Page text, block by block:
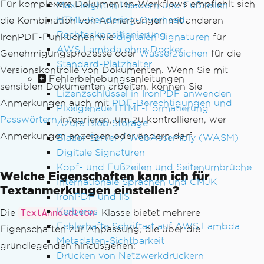
MaxHeight in Headern und Fußzeilen
HTML-Rendering-Overhead
Rechteckpositionierung
AWS Lambda ohne Docker
Standard-Platzhalter
Fehlerbehebungsanleitungen
Lizenzschlüssel in IronPDF anwenden
Pixelgenaue HTML-Formatierung
Azure Blob Storage
Blazor Server / WebAssembly (WASM)
Digitale Signaturen
Kopf- und Fußzeilen und Seitenumbrüche
Internationale Sprachen und CMJK
IronPDF und IIS
Kerberos
Fehlerhafte Schriftart auf AWS Lambda
Metadaten-Sichtbarkeit
Drucken von Netzwerkdruckern
Für komplexere Dokumenten-Workflows empfiehlt sich
die Kombination von Anmerkungen mit anderen
IronPDF-Funktionen wiedigitalen Signaturen für
Genehmigungsprozesse oderWasserzeichen für die
Versionskontrolle von Dokumenten. Wenn Sie mit
sensiblen Dokumenten arbeiten, können Sie
Anmerkungen auch mit PDF-Berechtigungen und
Passwörternintegrieren, um zu kontrollieren, wer
Anmerkungen anzeigen oder ändern darf.
Welche Eigenschaften kann ich für
Textanmerkungen einstellen?
Die TextAnnotation -Klasse bietet mehrere
Eigenschaften zur Anpassung, die über die
grundlegenden hinausgehen: